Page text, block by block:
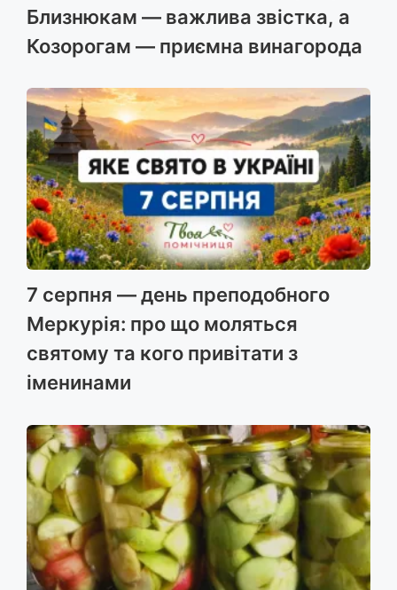
Близнюкам — важлива звістка, а
Козорогам — приємна винагорода
7 серпня — день преподобного
Меркурія: про що моляться
святому та кого привітати з
іменинами